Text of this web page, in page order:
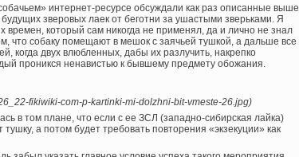
интернет-ресурсе обсуждали как раз описанные выше
зверовых лаек от беготни за ушастыми зверьками. Я
который сам никогда не применял, да и лично не знал
что собаку помещают в мешок с заячьей тушкой, а дальше все
когда двух влюбленных, дабы их разлучить, накрепко
проникся ненавистью к бывшему предмету обожания.
fikiwiki-com-p-kartinki-mi-dolzhni-bit-vmeste-26.jpg)
в том плане, что если с ее ЗСЛ (западно-сибирская лайка)
а потом будет требовать повторения «экзекуции» как